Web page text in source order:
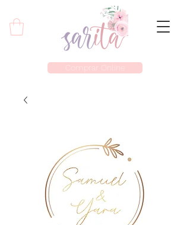
Comprar Online